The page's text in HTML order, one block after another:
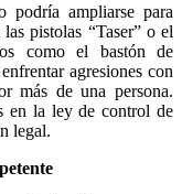
podría ampliarse para
pistolas “Taser” o el
como el bastón de
agresiones con
más de una persona.
en la ley de control de
legal.